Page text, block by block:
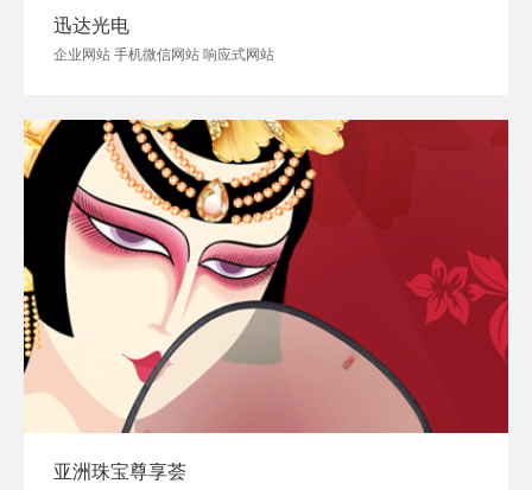
迅达光电
企业网站 手机微信网站 响应式网站
亚洲珠宝尊享荟